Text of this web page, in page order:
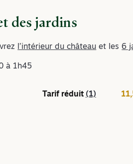
des jardins
l’intérieur du château et les6
à 1h45
Tarif réduit (1)